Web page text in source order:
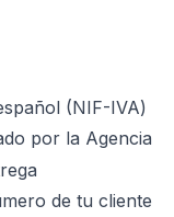
(NIF-IVA)
por la Agencia
de tu cliente